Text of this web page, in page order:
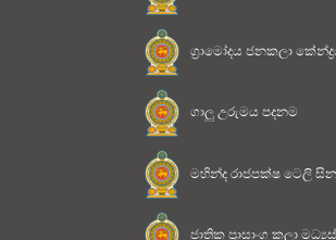
ග්‍රාමෝදය ජනකලා
ගාලු උරුමය පදනම
මහින්ද රාජපක්ෂ ටෙලි
ජාතික ප්‍රාසාංග කලා